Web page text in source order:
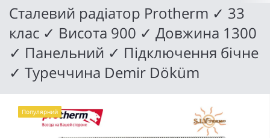
Сталевий радіатор Protherm ✓ 33
клас ✓ Висота 900 ✓ Довжина 1300
✓ Панельний ✓ Підключення бічне
✓ Туреччина Demir Döküm
Популярний